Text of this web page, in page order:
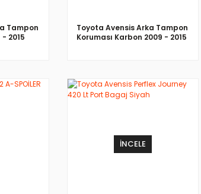
Tampon
2015
Toyota Avensis Arka Tampon
Koruması Karbon 2009 - 2015
İNCELE